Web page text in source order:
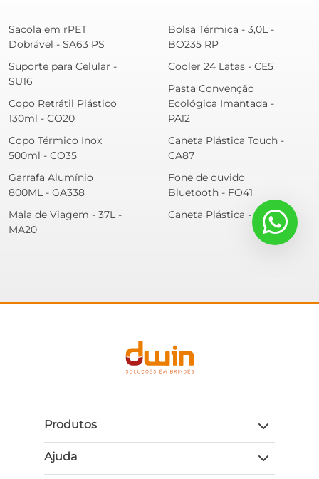
Sacola em rPET
Dobrável - SA63 PS
Suporte para Celular -
SU16
Copo Retrátil Plástico
130ml - CO20
Bolsa Térmica - 3,0L -
BO235 RP
Cooler 24 Latas - CE5
Pasta Convenção
Ecológica Imantada -
PA12
Copo Térmico Inox
500ml - CO35
Garrafa Alumínio
800ML - GA338
Mala de Viagem - 37L -
MA20
Caneta Plástica Touch -
CA87
Fone de ouvido
Bluetooth - FO41
Caneta Plástica - CA518
Produtos
Ajuda